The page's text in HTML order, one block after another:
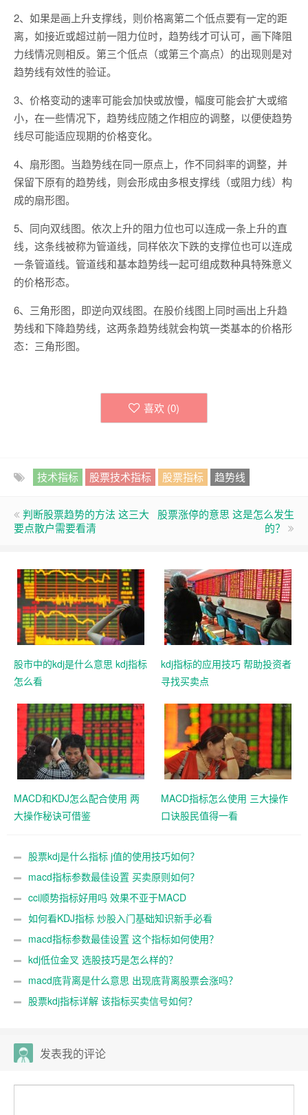
2、如果是画上升支撑线，则价格离第二个低点要有一定的距
离，如接近或超过前一阻力位时，趋势线才可认可，画下降阻
力线情况则相反。第三个低点（或第三个高点）的出现则是对
趋势线有效性的验证。
3、价格变动的速率可能会加快或放慢，幅度可能会扩大或缩
小，在一些情况下，趋势线应随之作相应的调整，以便使趋势
线尽可能适应现期的价格变化。
4、扇形图。当趋势线在同一原点上，作不同斜率的调整，并
保留下原有的趋势线，则会形成由多根支撑线（或阻力线）构
成的扇形图。
5、同向双线图。依次上升的阻力位也可以连成一条上升的直
线，这条线被称为管道线，同样依次下跌的支撑位也可以连成
一条管道线。管道线和基本趋势线一起可组成数种具特殊意义
的价格形态。
6、三角形图，即逆向双线图。在股价线图上同时画出上升趋
势线和下降趋势线，这两条趋势线就会构筑一类基本的价格形
态：三角形图。
喜欢 (0)
技术指标 股票技术指标 股票指标 趋势线
判断股票趋势的方法 这三大
要点散户需要看清
股票涨停的意思 这是怎么发生
的？
股市中的kdj是什么意思 kdj指标
怎么看
kdj指标的应用技巧 帮助投资者
寻找买卖点
MACD和KDJ怎么配合使用 两
大操作秘诀可借鉴
MACD指标怎么使用 三大操作
口诀股民值得一看
股票kdj是什么指标 j值的使用技巧如何？
macd指标参数最佳设置 买卖原则如何？
cci顺势指标好用吗 效果不亚于MACD
如何看KDJ指标 炒股入门基础知识新手必看
macd指标参数最佳设置 这个指标如何使用？
kdj低位金叉 选股技巧是怎么样的？
macd底背离是什么意思 出现底背离股票会涨吗？
股票kdj指标详解 该指标买卖信号如何？
发表我的评论